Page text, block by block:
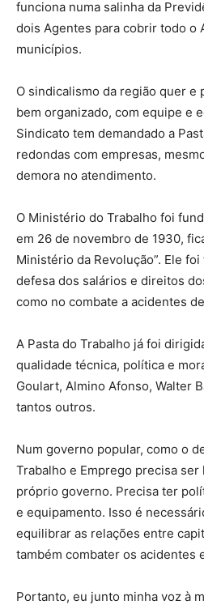
funciona numa salinha da
dois Agentes para cobrir todo o
municípios.
O sindicalismo da região quer e
bem organizado, com equipe e
Sindicato tem demandado a
redondas com empresas,
demora no atendimento.
O Ministério do Trabalho foi
em 26 de novembro de 1930,
Ministério da Revolução”. Ele
defesa dos salários e direitos
como no combate a acidentes
A Pasta do Trabalho já foi
qualidade técnica, política e
Goulart, Almino Afonso, Walter
tantos outros.
Num governo popular, como o
Trabalho e Emprego precisa
próprio governo. Precisa ter
e equipamento. Isso é
equilibrar as relações entre
também combater os acidentes
Portanto, eu junto minha voz à